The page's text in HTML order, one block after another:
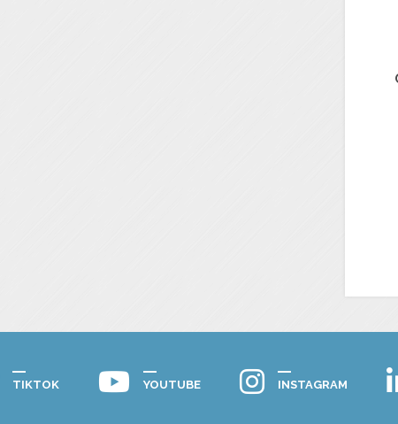
TIKTOK YOUTUBE INSTAGRAM